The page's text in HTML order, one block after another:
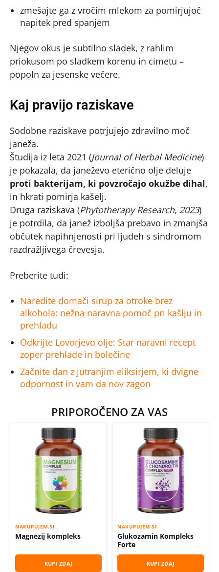
zmešajte ga z vročim mlekom za pomirjujoč
napitek pred spanjem
Njegov okus je subtilno sladek, z rahlim
priokusom po sladkem korenu in cimetu –
popoln za jesenske večere.
Kaj pravijo raziskave
Sodobne raziskave potrjujejo zdravilno moč
janeža.
Študija iz leta 2021 (Journal of Herbal Medicine)
je pokazala, da janeževo eterično olje deluje
proti bakterijam, ki povzročajo okužbe dihal,
in hkrati pomirja kašelj.
Druga raziskava (Phytotherapy Research, 2023)
je potrdila, da janež izboljša prebavo in zmanjša
občutek napihnjenosti pri ljudeh s sindromom
razdražljivega črevesja.
Preberite tudi:
Naredite domači sirup za otroke brez
alkohola: nežna naravna pomoč pri kašlju in
prehladu
Odkrijte Lovorjevo olje: Star naravni recept
zoper prehlade in bolečine
Začnite dan z jutranjim eliksirjem, ki dvigne
odpornost in vam da nov zagon
PRIPOROČENO ZA VAS
NAKUPUJEM.SI
Magnezij kompleks
KUPI ZDAJ
NAKUPUJEM.SI
Glukozamin Kompleks
Forte
KUPI ZDAJ